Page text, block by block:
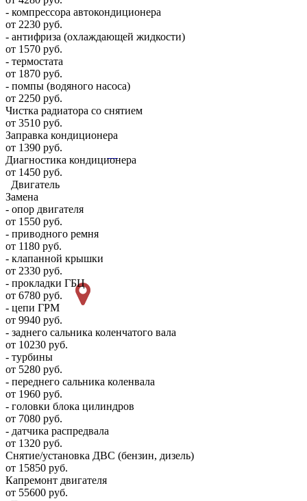
- компрессора автокондиционера
от 2230 руб.
- антифриза (охлаждающей жидкости)
от 1570 руб.
- термостата
от 1870 руб.
- помпы (водяного насоса)
от 2250 руб.
Чистка радиатора со снятием
от 3510 руб.
Заправка кондиционера
от 1390 руб.
Диагностика кондиционера
от 1450 руб.
Двигатель
Замена
- опор двигателя
от 1550 руб.
- приводного ремня
от 1180 руб.
- клапанной крышки
от 2330 руб.
- прокладки ГБЦ
от 6780 руб.
- цепи ГРМ
от 9940 руб.
- заднего сальника коленчатого вала
от 10230 руб.
- турбины
от 5280 руб.
- переднего сальника коленвала
от 1960 руб.
- головки блока цилиндров
от 7080 руб.
- датчика распредвала
от 1320 руб.
Снятие/установка ДВС (бензин, дизель)
от 15850 руб.
Капремонт двигателя
от 55600 руб.